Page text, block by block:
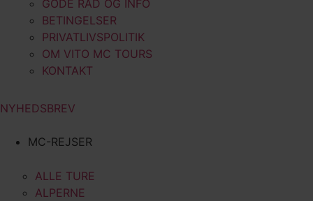
GODE RÅD OG INFO
BETINGELSER
PRIVATLIVSPOLITIK
OM VITO MC TOURS
KONTAKT
NYHEDSBREV
MC-REJSER
ALLE TURE
ALPERNE